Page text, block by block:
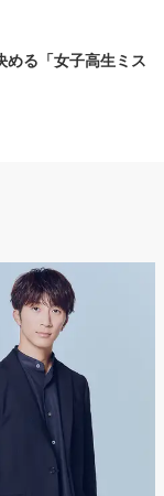
める「女子高生ミス